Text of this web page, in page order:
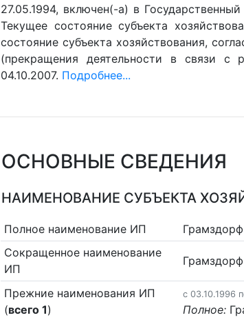
27.05.1994, включен(-a) в
Текущее состояние субъекта
состояние субъекта хозяйствования,
(прекращения деятельности в связи с
04.10.2007. Подробнее...
ОСНОВНЫЕ СВЕДЕНИЯ
НАИМЕНОВАНИЕ СУБЪЕКТА
Полное наименование ИП
Сокращенное наименование
ИП
Прежние наименования ИП
(всего 1)
c 03.10.1996
Полное: